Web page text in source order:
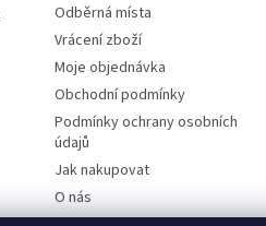
Odběrná místa
Vrácení zboží
Moje objednávka
Obchodní podmínky
Podmínky ochrany osobních
údajů
Jak nakupovat
O nás